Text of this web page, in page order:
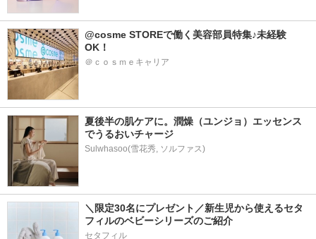
@cosme STOREで働く美容部員特集♪未経験
OK！
＠ｃｏｓｍｅキャリア
夏後半の肌ケアに。潤燥（ユンジョ）エッセンス
でうるおいチャージ
Sulwhasoo(雪花秀, ソルファス)
＼限定30名にプレゼント／新生児から使えるセタ
フィルのベビーシリーズのご紹介
セタフィル